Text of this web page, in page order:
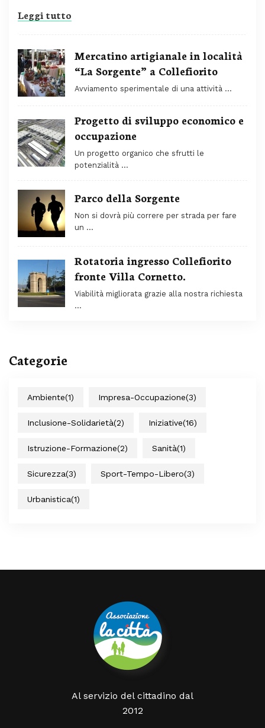
Leggi tutto
Mercatino artigianale in località
“La Sorgente” a Collefiorito
Avviamento sperimentale di una attività …
Progetto di sviluppo economico e
occupazione
Un progetto organico che sfrutti le
potenzialità …
Parco della Sorgente
Non si dovrà più correre per strada per fare
un …
Rotatoria ingresso Collefiorito
fronte Villa Cornetto.
Viabilità migliorata grazie alla nostra richiesta
…
Categorie
Ambiente(1) Impresa-Occupazione(3)
Inclusione-Solidarietà(2) Iniziative(16)
Istruzione-Formazione(2) Sanità(1)
Sicurezza(3) Sport-Tempo-Libero(3)
Urbanistica(1)
Al servizio del cittadino dal
2012